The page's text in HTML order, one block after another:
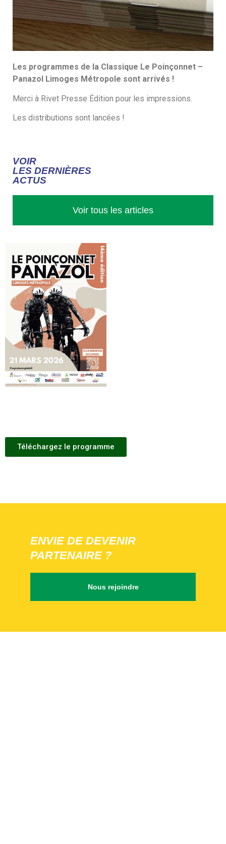
DÉCOUVREZ
PROGRAMME
Les programmes de la Classique Le Poinçonnet –
Panazol Limoges Métropole sont arrivés !
Merci à Rivet Presse Édition pour les impressions.
Les distributions sont lancées !
VOIR
LES DERNIÈRES
ACTUS
Voir tous les articles
Téléchargez le programme
ENVIE DE DEVENIR
PARTENAIRE ?
Nous rejoindre